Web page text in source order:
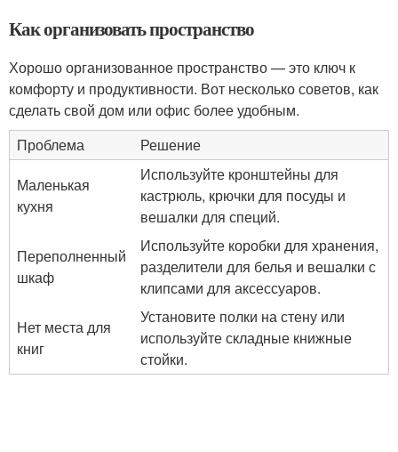
Как организовать пространство
Хорошо организованное пространство — это ключ к
комфорту и продуктивности. Вот несколько советов, как
сделать свой дом или офис более удобным.
Проблема
Решение
Маленькая
кухня
Используйте кронштейны для
кастрюль, крючки для посуды и
вешалки для специй.
Переполненный
шкаф
Используйте коробки для хранения,
разделители для белья и вешалки с
клипсами для аксессуаров.
Нет места для
книг
Установите полки на стену или
используйте складные книжные
стойки.